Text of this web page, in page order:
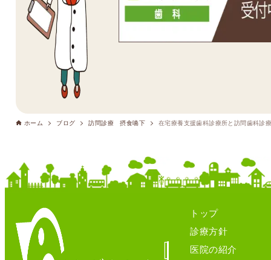
ホーム ブログ 訪問診療 摂食嚥下 在宅療養支援歯科診療所と訪問歯科診
トップ
診療方針
医院の紹介